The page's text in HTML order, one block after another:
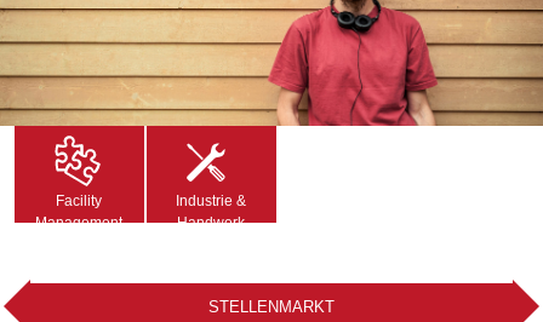
Facility
Management
Industrie &
Handwerk
STELLENMARKT